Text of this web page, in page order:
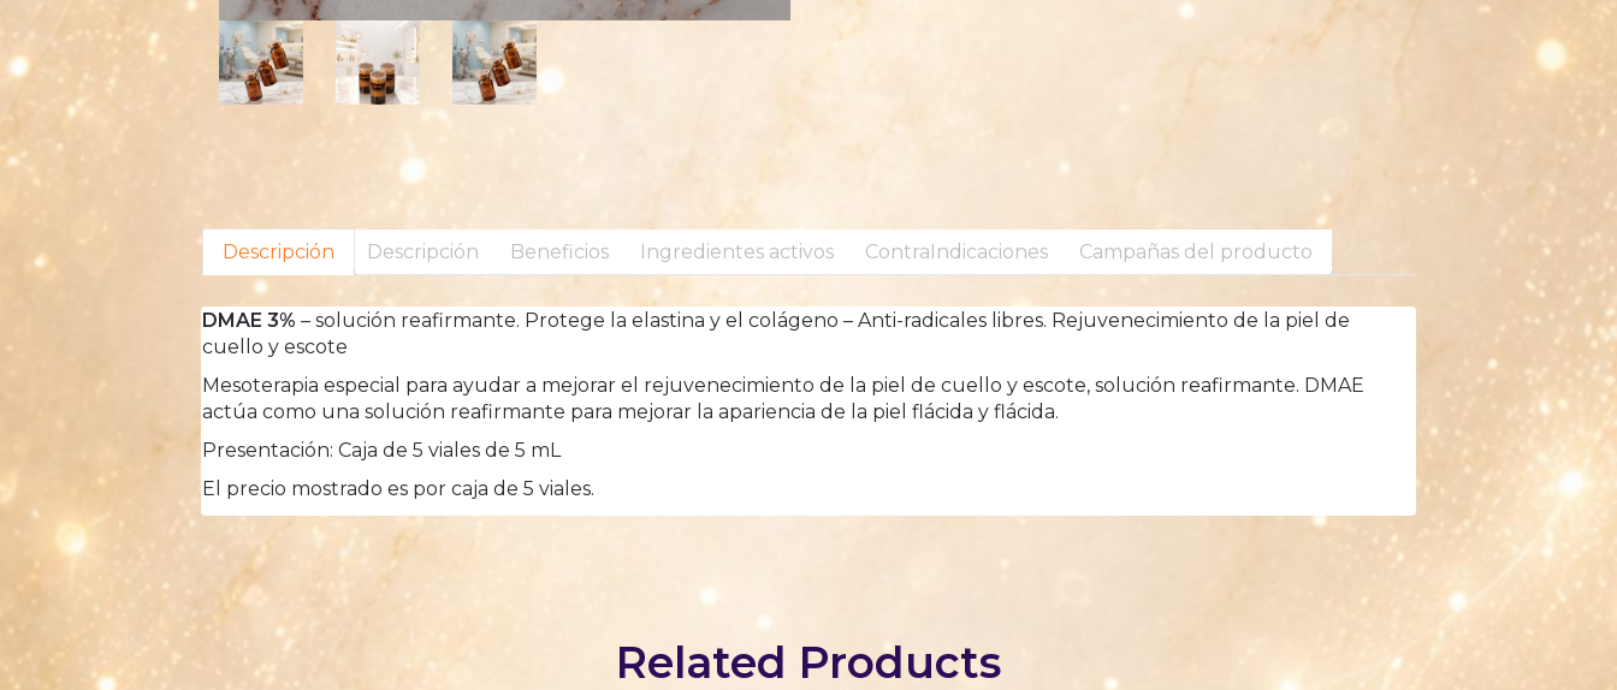
Descripción Descripción Beneficios Ingredientes activos ContraIndicaciones Campañas del producto
DMAE 3% – solución reafirmante. Protege la elastina y el colágeno – Anti-radicales libres. Rejuvenecimiento de la piel de
cuello y escote
Mesoterapia especial para ayudar a mejorar el rejuvenecimiento de la piel de cuello y escote, solución reafirmante. DMAE
actúa como una solución reafirmante para mejorar la apariencia de la piel flácida y flácida.
Presentación: Caja de 5 viales de 5 mL
El precio mostrado es por caja de 5 viales.
Related Products